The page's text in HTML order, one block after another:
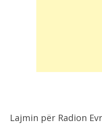
Lajmin për Radion